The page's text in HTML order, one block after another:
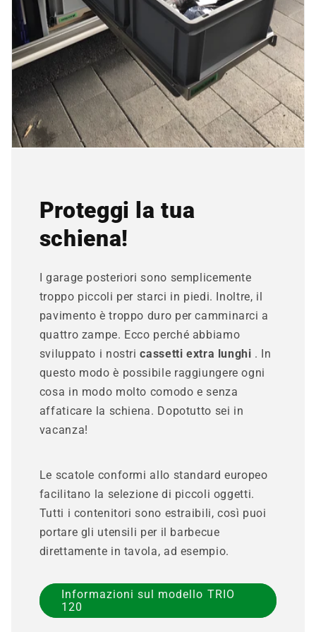
Proteggi la tua
schiena!
I garage posteriori sono semplicemente
troppo piccoli per starci in piedi. Inoltre, il
pavimento è troppo duro per camminarci a
quattro zampe. Ecco perché abbiamo
sviluppato i nostricassetti extra lunghi . In
questo modo è possibile raggiungere ogni
cosa in modo molto comodo e senza
affaticare la schiena. Dopotutto sei in
vacanza!
Le scatole conformi allo standard europeo
facilitano la selezione di piccoli oggetti.
Tutti i contenitori sono estraibili, così puoi
portare gli utensili per il barbecue
direttamente in tavola, ad esempio.
Informazioni sul modello TRIO
120